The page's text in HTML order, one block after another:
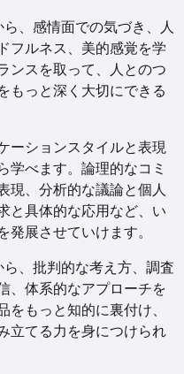
ら、感情面での気づき、人
フルネス、美的感覚を学
ンスを取って、人とのつ
もっと深く大切にできる
ーションスタイルと表現
学べます。論理的なコミ
現、分析的な議論と個人
と具体的な応用など、い
発展させていけます。
ら、批判的な考え方、調査
、体系的なアプローチを
をもっと知的に裏付け、
立てる力を身につけられ